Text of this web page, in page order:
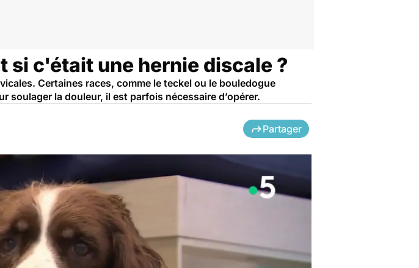
si c'était une hernie discale ?
Certaines races, comme le teckel ou le bouledogue
soulager la douleur, il est parfois nécessaire d’opérer.
Partager